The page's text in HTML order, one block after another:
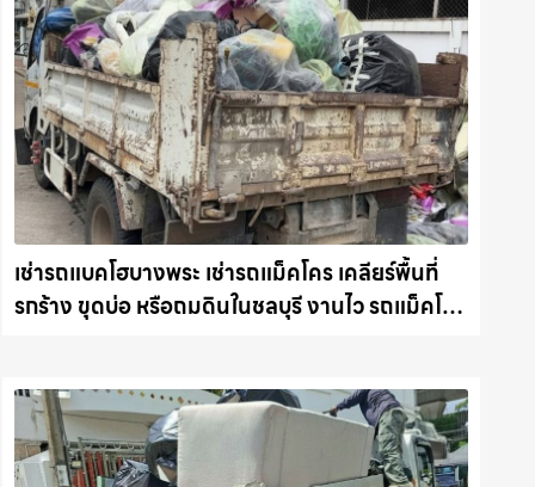
เช่ารถแบคโฮบางพระ เช่ารถแม็คโคร เคลียร์พื้นที่
รกร้าง ขุดบ่อ หรือถมดินในชลบุรี งานไว รถแม็คโคร